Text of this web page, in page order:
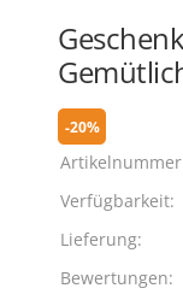
-20%
Verfügbarkeit:
Lieferung:
Bewertungen: